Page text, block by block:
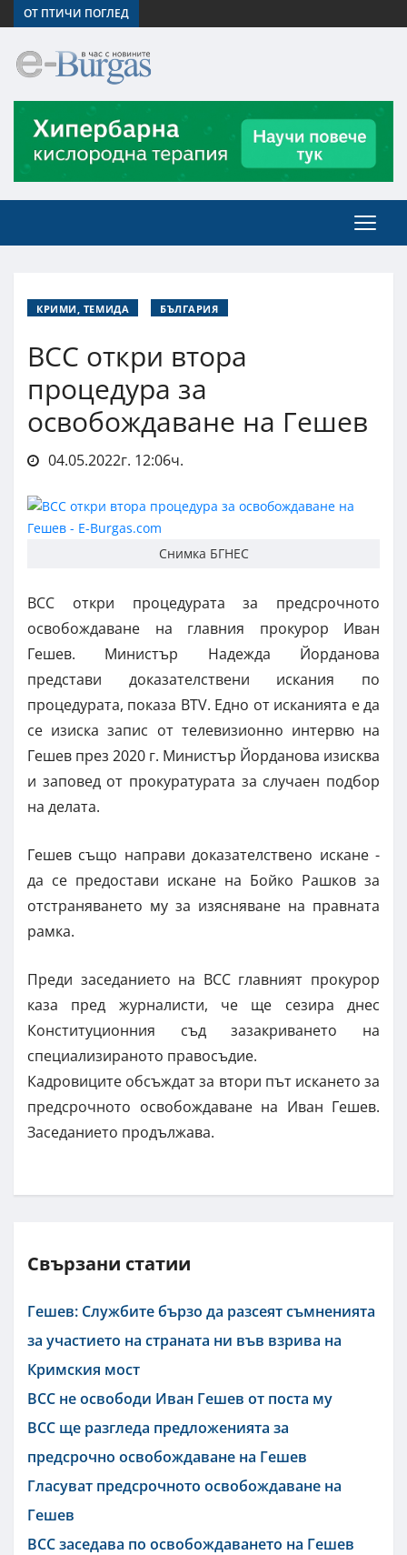
ОТ ПТИЧИ ПОГЛЕД
КРИМИ, ТЕМИДА БЪЛГАРИЯ
ВСС откри втора
процедура за
освобождаване на Гешев
04.05.2022г. 12:06ч.
Снимка БГНЕС
ВСС откри процедурата за предсрочното
освобождаване на главния прокурор Иван
Гешев. Министър Надежда Йорданова
представи доказателствени искания по
процедурата, показа BTV. Едно от исканията е да
се изиска запис от телевизионно интервю на
Гешев през 2020 г. Министър Йорданова изисква
и заповед от прокуратурата за случаен подбор
на делата.
Гешев също направи доказателствено искане -
да се предостави искане на Бойко Рашков за
отстраняването му за изясняване на правната
рамка.
Преди заседанието на ВСС главният прокурор
каза пред журналисти, че ще сезира днес
Конституционния съд зазакриването на
специализираното правосъдие.
Кадровиците обсъждат за втори път искането за
предсрочното освобождаване на Иван Гешев.
Заседанието продължава.
Свързани статии
Гешев: Службите бързо да разсеят съмненията
за участието на страната ни във взрива на
Кримския мост
ВСС не освободи Иван Гешев от поста му
ВСС ще разгледа предложенията за
предсрочно освобождаване на Гешев
Гласуват предсрочното освобождаване на
Гешев
ВСС заседава по освобождаването на Гешев